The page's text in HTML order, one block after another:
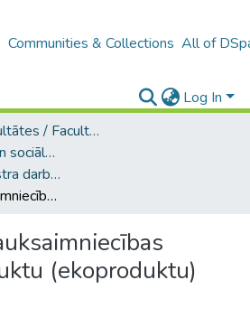
Communities & Collections All of
Log In
B4 – LU fakultātes / Faculties of the UL
A -- Ekonomikas un sociālo zinātņu fakultāte / Faculty of Economics and Social Sciences
Bakalaura un maģistra darbi (ESZF) / Bachelor's and Master's theses
Bioloģiskās lauksaimniecības pārtikas produktu (ekoproduktu) tirgus Latvijā
(ekoproduktu)